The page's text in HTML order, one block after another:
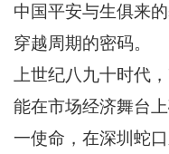
中国平安与生俱来
穿越周期的密码。
上世纪八九十时代
能在市场经济舞台
一使命，在深圳蛇口